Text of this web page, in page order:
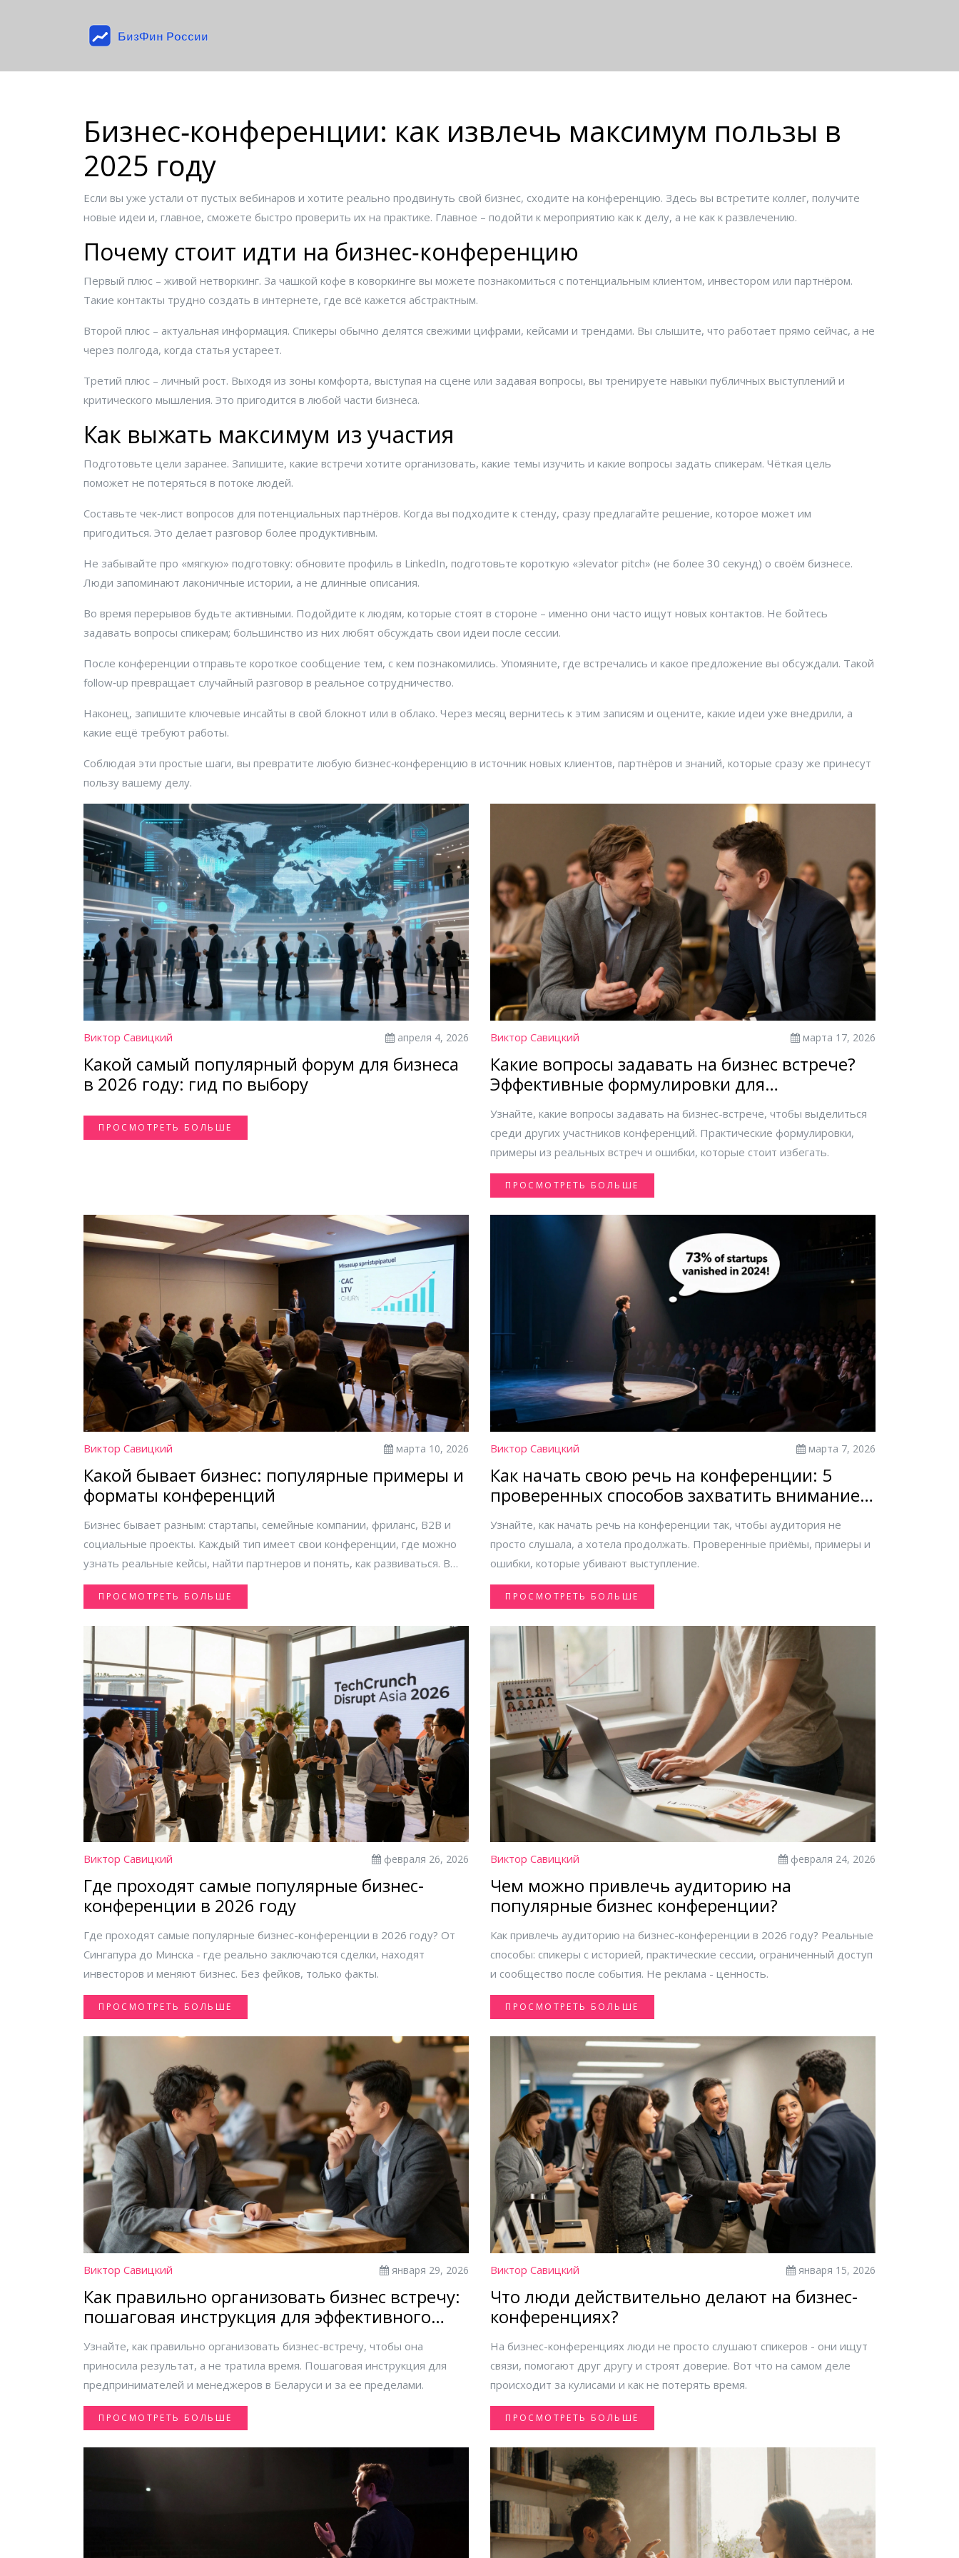
Бизнес‑конференции: как извлечь максимум пользы в
2025 году
Если вы уже устали от пустых вебинаров и хотите реально продвинуть свой бизнес, сходите на конференцию. Здесь вы встретите коллег, получите
новые идеи и, главное, сможете быстро проверить их на практике. Главное – подойти к мероприятию как к делу, а не как к развлечению.
Почему стоит идти на бизнес‑конференцию
Первый плюс – живой нетворкинг. За чашкой кофе в коворкинге вы можете познакомиться с потенциальным клиентом, инвестором или партнёром.
Такие контакты трудно создать в интернете, где всё кажется абстрактным.
Второй плюс – актуальная информация. Спикеры обычно делятся свежими цифрами, кейсами и трендами. Вы слышите, что работает прямо сейчас, а не
через полгода, когда статья устареет.
Третий плюс – личный рост. Выходя из зоны комфорта, выступая на сцене или задавая вопросы, вы тренируете навыки публичных выступлений и
критического мышления. Это пригодится в любой части бизнеса.
Как выжать максимум из участия
Подготовьте цели заранее. Запишите, какие встречи хотите организовать, какие темы изучить и какие вопросы задать спикерам. Чёткая цель
поможет не потеряться в потоке людей.
Составьте чек‑лист вопросов для потенциальных партнёров. Когда вы подходите к стенду, сразу предлагайте решение, которое может им
пригодиться. Это делает разговор более продуктивным.
Не забывайте про «мягкую» подготовку: обновите профиль в LinkedIn, подготовьте короткую «эlevator pitch» (не более 30 секунд) о своём бизнесе.
Люди запоминают лаконичные истории, а не длинные описания.
Во время перерывов будьте активными. Подойдите к людям, которые стоят в стороне – именно они часто ищут новых контактов. Не бойтесь
задавать вопросы спикерам; большинство из них любят обсуждать свои идеи после сессии.
После конференции отправьте короткое сообщение тем, с кем познакомились. Упомяните, где встречались и какое предложение вы обсуждали. Такой
follow‑up превращает случайный разговор в реальное сотрудничество.
Наконец, запишите ключевые инсайты в свой блокнот или в облако. Через месяц вернитесь к этим записям и оцените, какие идеи уже внедрили, а
какие ещё требуют работы.
Соблюдая эти простые шаги, вы превратите любую бизнес‑конференцию в источник новых клиентов, партнёров и знаний, которые сразу же принесут
пользу вашему делу.
Виктор Савицкий апреля 4, 2026
Какой самый популярный форум для бизнеса
в 2026 году: гид по выбору
ПРОСМОТРЕТЬ БОЛЬШЕ
Виктор Савицкий марта 17, 2026
Какие вопросы задавать на бизнес встрече?
Эффективные формулировки для
переговоров и нетворкинга
Узнайте, какие вопросы задавать на бизнес-встрече, чтобы выделиться
среди других участников конференций. Практические формулировки,
примеры из реальных встреч и ошибки, которые стоит избегать.
ПРОСМОТРЕТЬ БОЛЬШЕ
Виктор Савицкий марта 10, 2026
Какой бывает бизнес: популярные примеры и
форматы конференций
Бизнес бывает разным: стартапы, семейные компании, фриланс, B2B и
социальные проекты. Каждый тип имеет свои конференции, где можно
узнать реальные кейсы, найти партнеров и понять, как развиваться. В
2026 году важно не просто работать, а быть в сети знаний.
ПРОСМОТРЕТЬ БОЛЬШЕ
Виктор Савицкий марта 7, 2026
Как начать свою речь на конференции: 5
проверенных способов захватить внимание
Узнайте, как начать речь на конференции так, чтобы аудитория не
просто слушала, а хотела продолжать. Проверенные приёмы, примеры и
ошибки, которые убивают выступление.
ПРОСМОТРЕТЬ БОЛЬШЕ
Виктор Савицкий февраля 26, 2026
Где проходят самые популярные бизнес-
конференции в 2026 году
Где проходят самые популярные бизнес-конференции в 2026 году? От
Сингапура до Минска - где реально заключаются сделки, находят
инвесторов и меняют бизнес. Без фейков, только факты.
ПРОСМОТРЕТЬ БОЛЬШЕ
Виктор Савицкий февраля 24, 2026
Чем можно привлечь аудиторию на
популярные бизнес конференции?
Как привлечь аудиторию на бизнес-конференции в 2026 году? Реальные
способы: спикеры с историей, практические сессии, ограниченный доступ
и сообщество после события. Не реклама - ценность.
ПРОСМОТРЕТЬ БОЛЬШЕ
Виктор Савицкий января 29, 2026
Как правильно организовать бизнес встречу:
пошаговая инструкция для эффективного
результата
Узнайте, как правильно организовать бизнес-встречу, чтобы она
приносила результат, а не тратила время. Пошаговая инструкция для
предпринимателей и менеджеров в Беларуси и за ее пределами.
ПРОСМОТРЕТЬ БОЛЬШЕ
Виктор Савицкий января 15, 2026
Что люди действительно делают на бизнес-
конференциях?
На бизнес-конференциях люди не просто слушают спикеров - они ищут
связи, помогают друг другу и строят доверие. Вот что на самом деле
происходит за кулисами и как не потерять время.
ПРОСМОТРЕТЬ БОЛЬШЕ